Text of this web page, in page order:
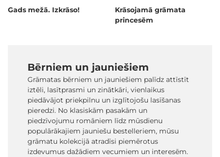
Gads mežā. Izkrāso!
Krāsojamā grāmata
princesēm
Bērniem un jauniešiem
Grāmatas bērniem un jauniešiem palīdz attīstīt
iztēli, lasītprasmi un zinātkāri, vienlaikus
piedāvājot priekpilnu un izglītojošu lasīšanas
pieredzi. No klasiskām pasakām un
piedzīvojumu romāniem līdz mūsdienu
populārākajiem jauniešu bestelleriem, mūsu
grāmatu kolekcijā atradīsi piemērotus
izdevumus dažādiem vecumiem un interesēm.